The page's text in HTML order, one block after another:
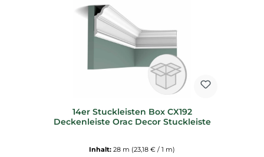
14er Stuckleisten Box CX192
Deckenleiste Orac Decor Stuckleiste
Inhalt: 28 m (23,18 € / 1 m)